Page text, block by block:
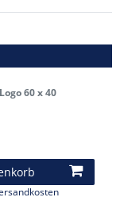
60 x 40